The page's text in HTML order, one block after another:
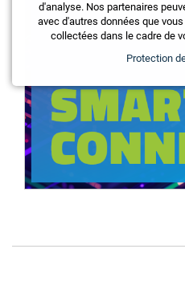
d'analyse. Nos partenaires
avec d'autres données que
collectées dans le cadre de
Protection